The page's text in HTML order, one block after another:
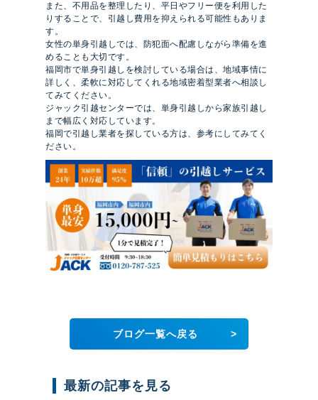
また、不用品を整理したり、平日やフリー便を利用した
りすることで、引越し費用を抑えられる可能性もありま
す。
女性の単身引越しでは、防犯面へ配慮しながら準備を進
めることも大切です。
福岡市で単身引越しを検討している場合は、地域事情に
詳しく、柔軟に対応してくれる地域密着型業者へ相談し
てみてください。
ジャック引越センターでは、単身引越しから家族引越し
まで幅広く対応しています。
福岡で引越し業者を探している方は、参考にしてみてく
ださい。
ブログ一覧へ戻る >
最新の記事を見る